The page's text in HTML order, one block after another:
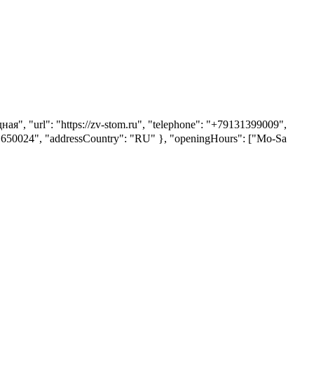
"url": "https://zv-stom.ru", "telephone": "+79131399009",
"addressCountry": "RU" }, "openingHours": ["Mo-Sa